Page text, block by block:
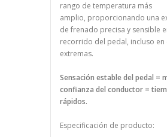
rango de temperatura más
amplio, proporcionando una
de frenado precisa y sensible
recorrido del pedal, incluso en
extremas.
Sensación estable del pedal =
confianza del conductor =
rápidos.
Especificación de producto: